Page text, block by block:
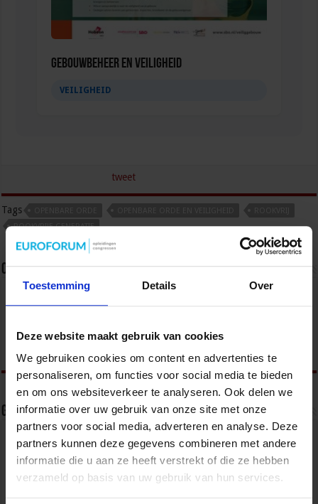
Toestemming Details Over
Deze website maakt gebruik van cookies
We gebruiken cookies om content en advertenties te
personaliseren, om functies voor social media te bieden
en om ons websiteverkeer te analyseren. Ook delen we
informatie over uw gebruik van onze site met onze
partners voor social media, adverteren en analyse. Deze
partners kunnen deze gegevens combineren met andere
informatie die u aan ze heeft verstrekt of die ze hebben
verzameld op basis van uw gebruik van hun services.
Gebouwbeheer en veiligheid
VEILIGHEID
tweet
Tags
ROOKVRIJE GENERATIE
Over sbo
& RO, zorg, bouw & infra en overheid.
Gerelateerde Artikelen